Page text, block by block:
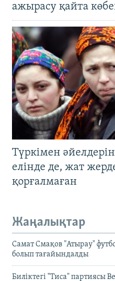
ажырасу қайта
Түркімен
елінде де, жат
қорғалмаған
Жаңалықтар
Самат Смақов "Атырау"
болып тағайындалды
Биліктегі "Тиса" партиясы